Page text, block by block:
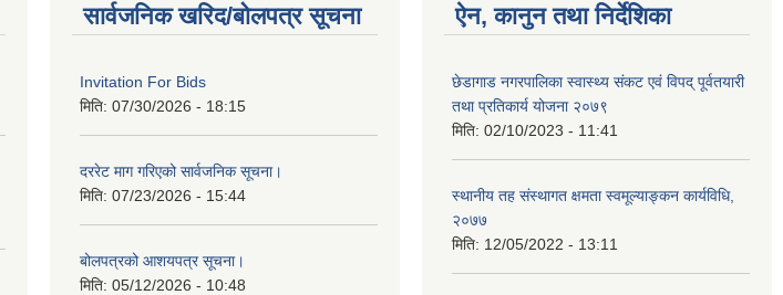
सार्वजनिक खरिद/बोलपत्र सूचना
Invitation For Bids
मिति: 07/30/2026 - 18:15
दररेट माग गरिएको सार्वजनिक सूचना।
मिति: 07/23/2026 - 15:44
बोलपत्रको आशयपत्र सूचना।
मिति: 05/12/2026 - 10:48
ऐन, कानुन तथा निर्देशिका
छेडागाड नगरपालिका स्वास्थ्य संकट एवं विपद् पूर्वतयारी
तथा प्रतिकार्य योजना २०७९
मिति: 02/10/2023 - 11:41
स्थानीय तह संस्थागत क्षमता स्वमूल्याङ्कन कार्यविधि,
२०७७
मिति: 12/05/2022 - 13:11